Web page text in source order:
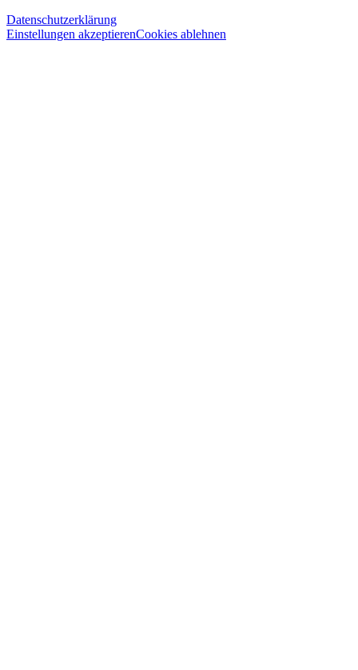
Datenschutzerklärung
Einstellungen akzeptierenCookies ablehnen